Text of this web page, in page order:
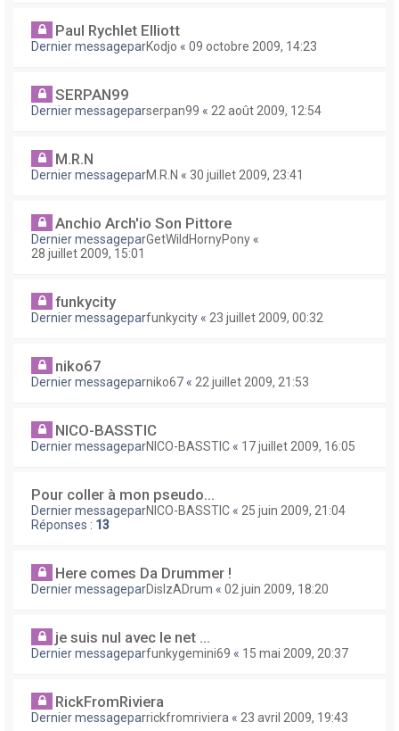
Paul Rychlet Elliott
Dernier messageparKodjo « 09 octobre 2009, 14:23
SERPAN99
Dernier messageparserpan99 « 22 août 2009, 12:54
M.R.N
Dernier messageparM.R.N « 30 juillet 2009, 23:41
Anchio Arch'io Son Pittore
Dernier messageparGetWildHornyPony «
28 juillet 2009, 15:01
funkycity
Dernier messageparfunkycity « 23 juillet 2009, 00:32
niko67
Dernier messageparniko67 « 22 juillet 2009, 21:53
NICO-BASSTIC
Dernier messageparNICO-BASSTIC « 17 juillet 2009, 16:05
Pour coller à mon pseudo...
Dernier messageparNICO-BASSTIC « 25 juin 2009, 21:04
Réponses : 13
Here comes Da Drummer !
Dernier messageparDisIzADrum « 02 juin 2009, 18:20
je suis nul avec le net ...
Dernier messageparfunkygemini69 « 15 mai 2009, 20:37
RickFromRiviera
Dernier messageparrickfromriviera « 23 avril 2009, 19:43